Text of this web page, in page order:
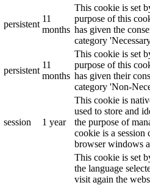
persistent
11
months
This cookie is set
purpose of this
has given the
category
persistent
11
months
This cookie is set
purpose of this
has given their
category 'Non-
session 1 year
This cookie is
used to store and
the purpose of
cookie is a session
browser windows
This cookie is set
the language
visit again the